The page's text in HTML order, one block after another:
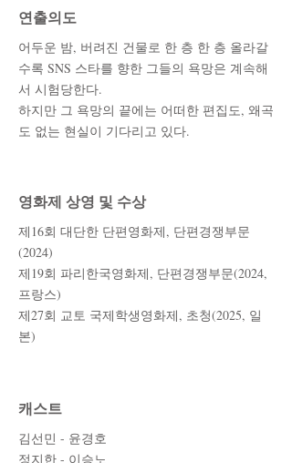
​연출의도
어두운 밤, 버려진 건물로 한 층 한 층 올라갈
수록 SNS 스타를 향한 그들의 욕망은 계속해
서 시험당한다.
하지만 그 욕망의 끝에는 어떠한 편집도, 왜곡
도 없는 현실이 기다리고 있다.
영화제 상영 및 수상
제16회 대단한 단편영화제, 단편경쟁부문
(2024)
제19회 파리한국영화제, 단편경쟁부문(2024,
프랑스)
제27회 교토 국제학생영화제, 초청(2025, 일
본)
캐스트
김선민 - 윤경호
정지한 - 이승노